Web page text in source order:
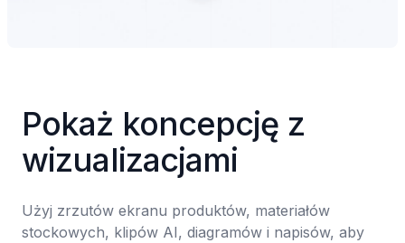
Pokaż koncepcję z
wizualizacjami
Użyj zrzutów ekranu produktów, materiałów
stockowych, klipów AI, diagramów i napisów, aby